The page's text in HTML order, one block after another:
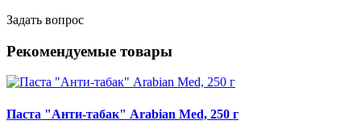
Задать вопрос
Рекомендуемые товары
Паста "Анти-табак" Arabian Med, 250 г